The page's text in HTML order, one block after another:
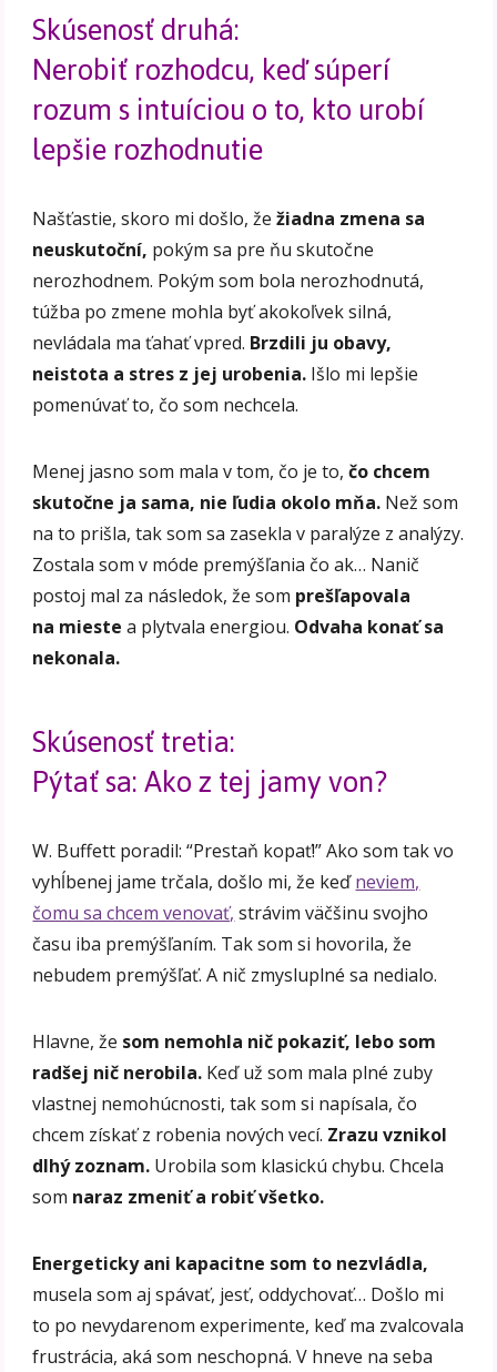
Skúsenosť druhá:
Nerobiť rozhodcu, keď súperí
rozum s intuíciou o to, kto urobí
lepšie rozhodnutie
Našťastie, skoro mi došlo, žežiadna zmena sa
neuskutoční, pokým sa pre ňu skutočne
nerozhodnem. Pokým som bola nerozhodnutá,
túžba po zmene mohla byť akokoľvek silná,
nevládala ma ťahať vpred. Brzdili ju obavy,
neistota a stres z jej urobenia. Išlo mi lepšie
pomenúvať to, čo som nechcela.
Menej jasno som mala v tom, čo je to,čo chcem
skutočne ja sama, nie ľudia okolo mňa. Než som
na to prišla, tak som sa zasekla v paralýze z analýzy.
Zostala som v móde premýšľania čo ak… Nanič
postoj mal za následok, že som prešľapovala
na mieste a plytvala energiou. Odvaha konať sa
nekonala.
Skúsenosť tretia:
Pýtať sa: Ako z tej jamy von?
W. Buffett poradil: “Prestaň kopať!” Ako som tak vo
vyhĺbenej jame trčala, došlo mi, že keďneviem,
čomu sa chcem venovať, strávim väčšinu svojho
času iba premýšľaním. Tak som si hovorila, že
nebudem premýšľať. A nič zmysluplné sa nedialo.
Hlavne, že som nemohla nič pokaziť, lebo som
radšej nič nerobila. Keď už som mala plné zuby
vlastnej nemohúcnosti, tak som si napísala, čo
chcem získať z robenia nových vecí. Zrazu vznikol
dlhý zoznam. Urobila som klasickú chybu. Chcela
som naraz zmeniť a robiť všetko.
Energeticky ani kapacitne som to nezvládla,
musela som aj spávať, jesť, oddychovať… Došlo mi
to po nevydarenom experimente, keď ma zvalcovala
frustrácia, aká som neschopná. V hneve na seba